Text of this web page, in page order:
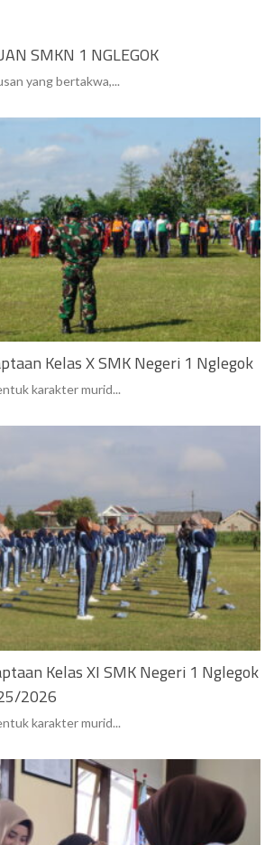
SMKN 1 NGLEGOK
yang bertakwa,...
Kelas X SMK Negeri 1 Nglegok
karakter murid...
Kelas XI SMK Negeri 1 Nglegok
2026
karakter murid...